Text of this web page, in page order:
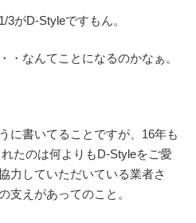
がD-Styleですもん。
・なんてことになるのかなぁ。
に書いてることですが、16年も
たのは何よりもD-Styleをご愛
力していただいている業者さ
支えがあってのこと。